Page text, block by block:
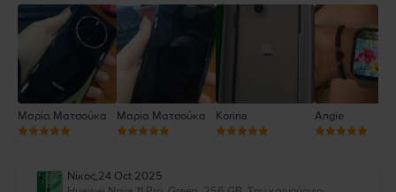
Μαρία Ματσούκα Μαρία Ματσούκα Korina Angie
Νίκος,24 Oct 2025